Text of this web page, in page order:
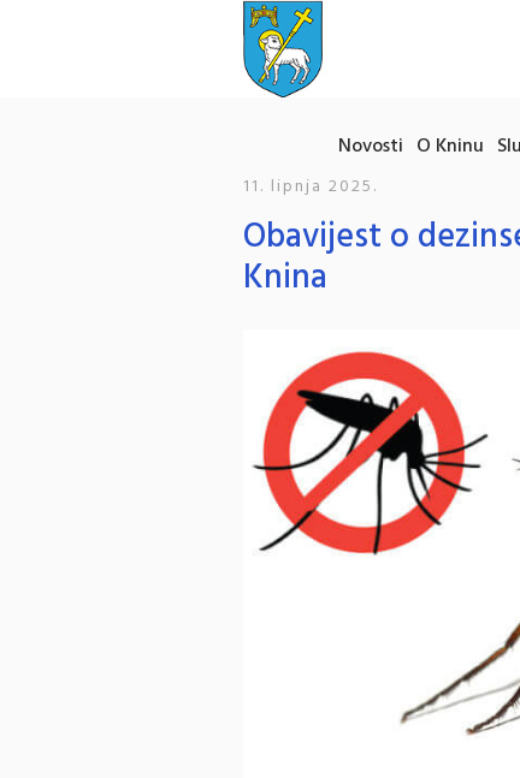
Novosti O Kninu
11. lipnja 2025.
Obavijest o
Knina